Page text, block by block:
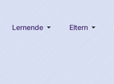
Lernende Eltern